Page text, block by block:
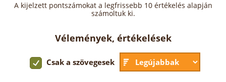
A kijelzett pontszámokat a legfrissebb 10 értékelés alapján
számoltuk ki.
Vélemények, értékelések
Csak a szövegesek